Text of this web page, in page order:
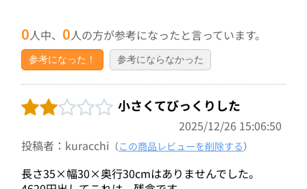
0人中、0人の方が参考になったと言っています。
参考になった！ 参考にならなかった
小さくてびっくりした
2025/12/26 15:06:50
投稿者：kuracchi （この商品レビューを削除する）
長さ35×幅30×奥行30cmはありませんでした。